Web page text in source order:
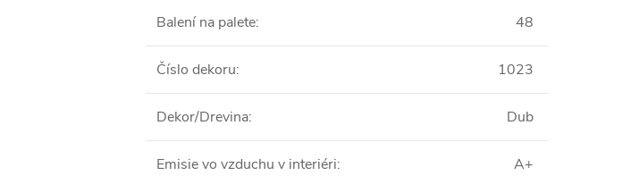
Balení na palete: 48
Číslo dekoru: 1023
Dekor/Drevina: Dub
Emisie vo vzduchu v interiéri: A+